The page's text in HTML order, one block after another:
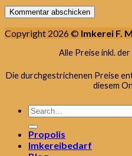
Copyright 2026 © Imkerei F.
Alle Preise inkl.
Die durchgestrichenen Preise
diesem
Search
for:
Propolis
Imkereibedarf